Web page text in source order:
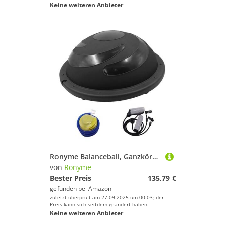
Keine weiteren Anbieter
Ronyme Balanceball, Ganzkörper-Trainingsgerät, rutschfeste Basis, aufblasbar, Stabilitätsball für Heim-Fitnessstudio für Fitness-Balance-Training, Mondschwarz
von Ronyme
Bester Preis
135,79 €
gefunden bei Amazon
zuletzt überprüft am 27.09.2025 um 00:03; der
Preis kann sich seitdem geändert haben.
Keine weiteren Anbieter